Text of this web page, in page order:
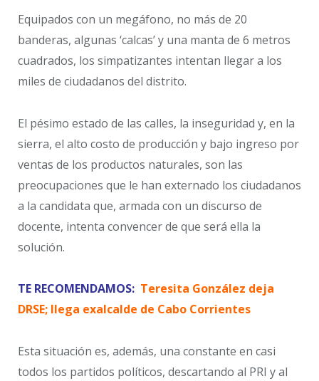
Equipados con un megáfono, no más de 20
banderas, algunas ‘calcas’ y una manta de 6 metros
cuadrados, los simpatizantes intentan llegar a los
miles de ciudadanos del distrito.
El pésimo estado de las calles, la inseguridad y, en la
sierra, el alto costo de producción y bajo ingreso por
ventas de los productos naturales, son las
preocupaciones que le han externado los ciudadanos
a la candidata que, armada con un discurso de
docente, intenta convencer de que será ella la
solución.
TE RECOMENDAMOS: Teresita González deja
DRSE; llega exalcalde de Cabo Corrientes
Esta situación es, además, una constante en casi
todos los partidos políticos, descartando al PRI y al